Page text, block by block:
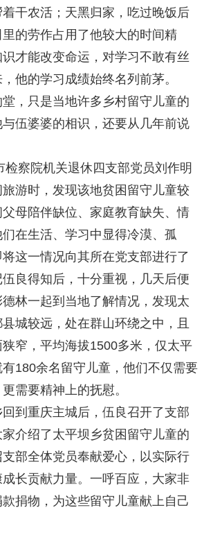
会议预告 | 中国法学会法学期刊研究会2025年年会将在重庆召开 2025-03-12
干农活；天黑归家，吃过晚饭后
的劳作占用了他较大的时间精
才能改变命运，对学习不敢有丝
他的学习成绩始终名列前茅。
只是当地许多乡村留守儿童的
伍婆婆的相识，还要从几年前说
察院机关退休四支部党员刘作明
游时，发现该地贫困留守儿童较
母陪伴缺位、家庭教育缺失、情
在生活、学习中显得冷漠、孤
这一情况向其所在党支部进行了
良得知后，十分重视，几天后便
林一起到当地了解情况，发现太
城较远，处在群山环绕之中，且
窄，平均海拔1500多米，仅太平
180余名留守儿童，他们不仅需要
需要精神上的抚慰。
重庆主城后，伍良召开了支部
介绍了太平坝乡贫困留守儿童的
部全体党员奉献爱心，以实际行
长贡献力量。一呼百应，大家非
捐物，为这些留守儿童献上自己